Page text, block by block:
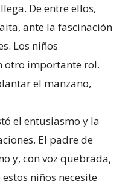
De entre ellos,
ante la fascinación
Los niños
otro importante rol.
el manzano,
el entusiasmo y la
El padre de
y, con voz quebrada,
niños necesite